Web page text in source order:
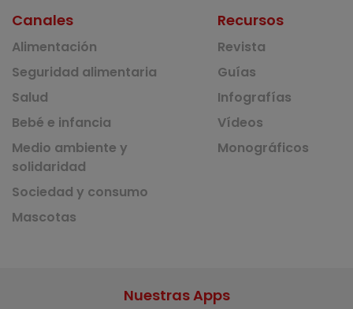
Canales
Alimentación
Seguridad alimentaria
Salud
Bebé e infancia
Medio ambiente y
solidaridad
Sociedad y consumo
Mascotas
Recursos
Revista
Guías
Infografías
Vídeos
Monográficos
Nuestras Apps